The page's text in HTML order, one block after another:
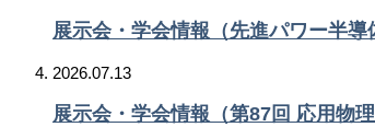
展示会・学会情報（先進パワー半導
2026.07.13
展示会・学会情報（第87回 応用物